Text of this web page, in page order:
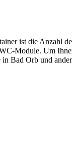
ist die Anzahl
Module. Um
Bad Orb und